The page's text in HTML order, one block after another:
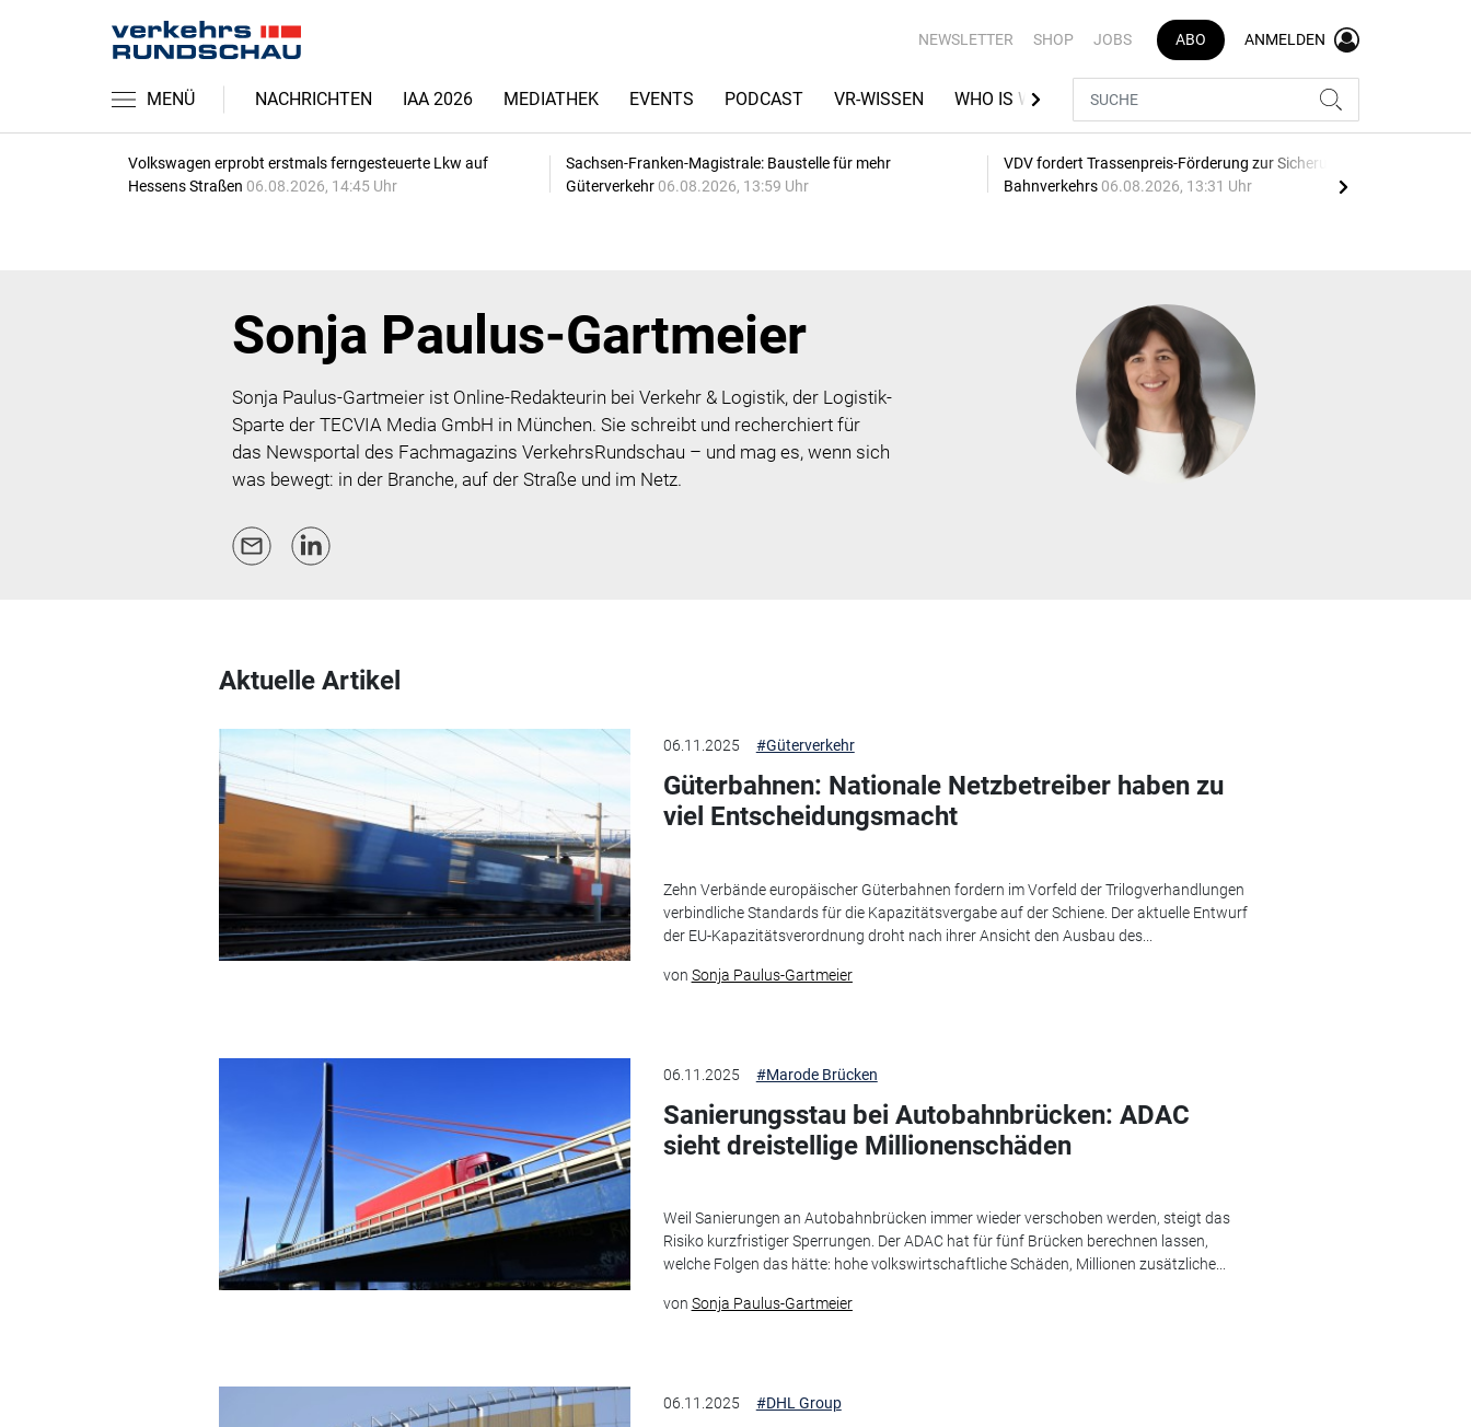
NEWSLETTER SHOP JOBS ABO ANMELDEN
MENÜ NACHRICHTEN IAA 2026 MEDIATHEK EVENTS PODCAST VR-WISSEN WHO IS WHO LOGISTIK BEST AZUBI
Volkswagen erprobt erstmals ferngesteuerte Lkw auf
Hessens Straßen 06.08.2026, 14:45 Uhr
Sachsen-Franken-Magistrale: Baustelle für mehr
Güterverkehr 06.08.2026, 13:59 Uhr
VDV fordert Trassenpreis-Förderung zur Sicherung des
Bahnverkehrs 06.08.2026, 13:31 Uhr
Sonja Paulus-Gartmeier
Sonja Paulus-Gartmeier ist Online-Redakteurin bei Verkehr & Logistik, der Logistik-
Sparte der TECVIA Media GmbH in München. Sie schreibt und recherchiert für
das Newsportal des Fachmagazins VerkehrsRundschau – und mag es, wenn sich
was bewegt: in der Branche, auf der Straße und im Netz.
Aktuelle Artikel
06.11.2025 #Güterverkehr
Güterbahnen: Nationale Netzbetreiber haben zu
viel Entscheidungsmacht
Zehn Verbände europäischer Güterbahnen fordern im Vorfeld der Trilogverhandlungen
verbindliche Standards für die Kapazitätsvergabe auf der Schiene. Der aktuelle Entwurf
der EU-Kapazitätsverordnung droht nach ihrer Ansicht den Ausbau des...
von Sonja Paulus-Gartmeier
06.11.2025 #Marode Brücken
Sanierungsstau bei Autobahnbrücken: ADAC
sieht dreistellige Millionenschäden
Weil Sanierungen an Autobahnbrücken immer wieder verschoben werden, steigt das
Risiko kurzfristiger Sperrungen. Der ADAC hat für fünf Brücken berechnen lassen,
welche Folgen das hätte: hohe volkswirtschaftliche Schäden, Millionen zusätzliche...
von Sonja Paulus-Gartmeier
06.11.2025 #DHL Group